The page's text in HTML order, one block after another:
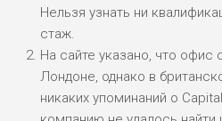
РИСКИ: НИЗКИЕ
ДОХОД: НИЗКИЙ
Нельзя узнать ни
стаж.
На сайте указано, что офис
Лондоне, однако в
никаких упоминаний о